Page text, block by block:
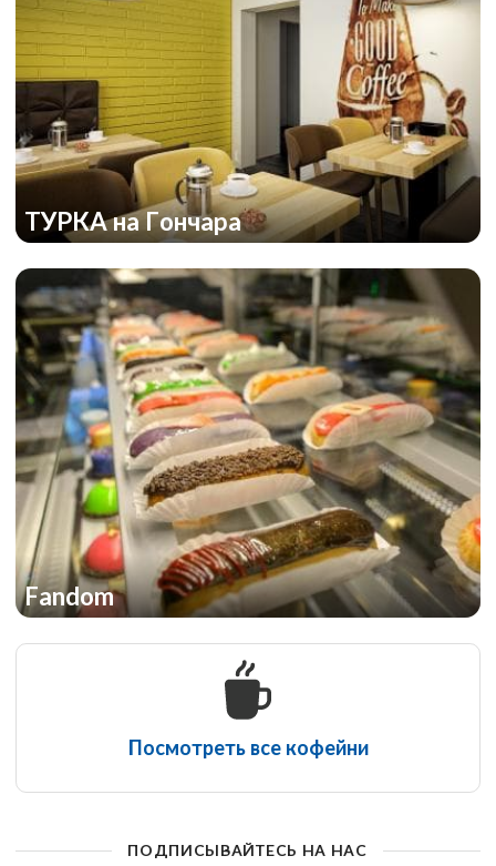
ТУРКА на Гончара
Fandom
Посмотреть все кофейни
ПОДПИСЫВАЙТЕСЬ НА НАС